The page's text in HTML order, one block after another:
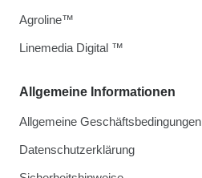
Allgemeine Informationen
Allgemeine Geschäftsbedingungen
Datenschutzerklärung
Agroline™
Linemedia Digital ™